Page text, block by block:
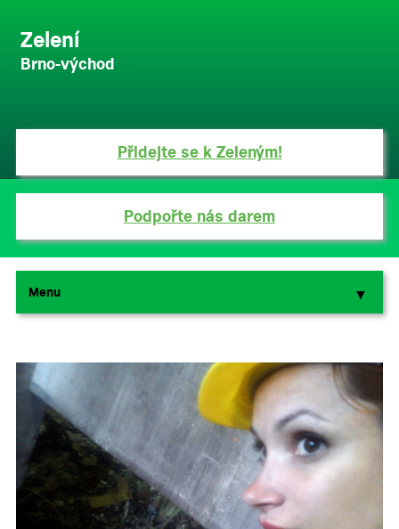
Zelení
Brno-východ
Přidejte se k Zeleným!
Podpořte nás darem
Menu ▼
▼
▼